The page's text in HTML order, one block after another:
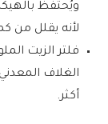
ويُحتفظ
لأنه يقلل من
فلتر الزيت
الغلاف
أكثر.